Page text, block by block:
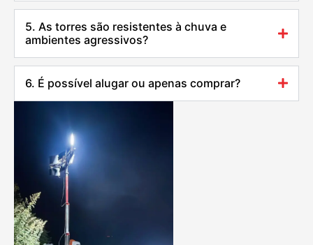
5. As torres são resistentes à chuva e
ambientes agressivos?
6. É possível alugar ou apenas comprar?